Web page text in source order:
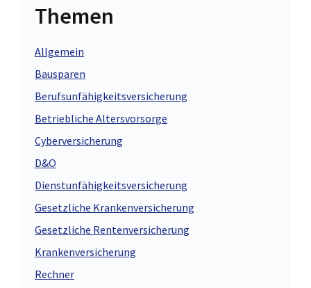
Themen
Allgemein
Bausparen
Berufsunfähigkeitsversicherung
Betriebliche Altersvorsorge
Cyberversicherung
D&O
Dienstunfähigkeitsversicherung
Gesetzliche Krankenversicherung
Gesetzliche Rentenversicherung
Krankenversicherung
Rechner